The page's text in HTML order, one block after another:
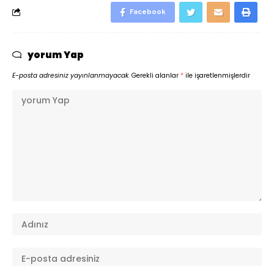
Facebook
yorum Yap
E-posta adresiniz yayınlanmayacak. Gerekli alanlar * ile işaretlenmişlerdir